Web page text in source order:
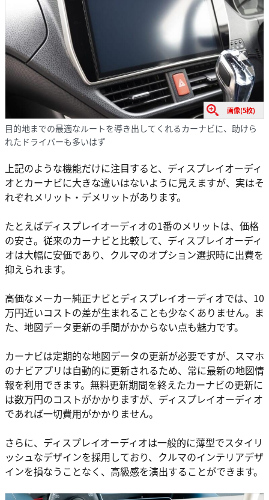
画像(5枚)
目的地までの最適なルートを導き出してくれるカーナビに、助けら
れたドライバーも多いはず
上記のような機能だけに注目すると、ディスプレイオーディ
オとカーナビに大きな違いはないように見えますが、実はそ
れぞれメリット・デメリットがあります。
たとえばディスプレイオーディオの1番のメリットは、価格
の安さ。従来のカーナビと比較して、ディスプレイオーディ
オは大幅に安価であり、クルマのオプション選択時に出費を
抑えられます。
高価なメーカー純正ナビとディスプレイオーディオでは、10
万円近いコストの差が生まれることも少なくありません。ま
た、地図データ更新の手間がかからない点も魅力です。
カーナビは定期的な地図データの更新が必要ですが、スマホ
のナビアプリは自動的に更新されるため、常に最新の地図情
報を利用できます。無料更新期間を終えたカーナビの更新に
は数万円のコストがかかりますが、ディスプレイオーディオ
であれば一切費用がかかりません。
さらに、ディスプレイオーディオは一般的に薄型でスタイリ
ッシュなデザインを採用しており、クルマのインテリアデザ
インを損なうことなく、高級感を演出することができます。